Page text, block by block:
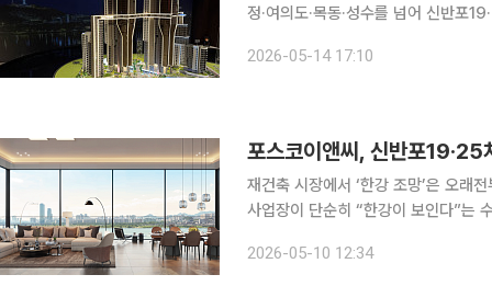
정·여의도·목동·성수를 넘어 신반포
약속드립니다. 기존 모든 반포 래미안
2026-05-14 17:10
재건축 시장에서 ‘한강 조망’은 오래
사업장이 단순히 “한강이 보인다”는
단지 배치와 건축 구조를 전면 재구성
2026-05-10 12:34